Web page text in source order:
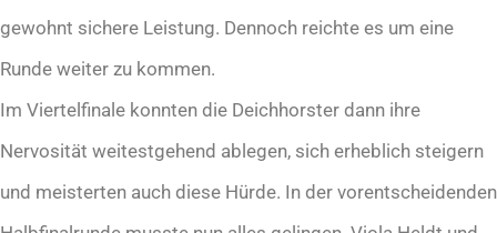
gewohnt sichere Leistung. Dennoch reichte es um eine
Runde weiter zu kommen.
Im Viertelfinale konnten die Deichhorster dann ihre
Nervosität weitestgehend ablegen, sich erheblich steigern
und meisterten auch diese Hürde. In der vorentscheidenden